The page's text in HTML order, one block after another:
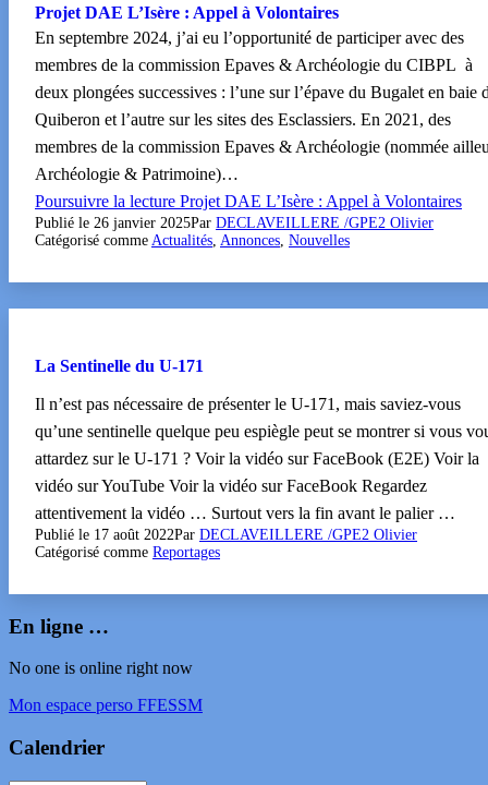
Projet DAE L’Isère : Appel à Volontaires
En septembre 2024, j’ai eu l’opportunité de participer avec des
membres de la commission Epaves & Archéologie du CIBPL à
deux plongées successives : l’une sur l’épave du Bugalet en baie
Quiberon et l’autre sur les sites des Esclassiers. En 2021, des
membres de la commission Epaves & Archéologie (nommée
Archéologie & Patrimoine)…
Poursuivre la lecture Projet DAE L’Isère : Appel à Volontaires
Publié le 26 janvier 2025Par DECLAVEILLERE /GPE2 Olivier
Catégorisé comme Actualités, Annonces, Nouvelles
La Sentinelle du U-171
Il n’est pas nécessaire de présenter le U-171, mais saviez-vous
qu’une sentinelle quelque peu espiègle peut se montrer si vous
attardez sur le U-171 ? Voir la vidéo sur FaceBook (E2E) Voir la
vidéo sur YouTube Voir la vidéo sur FaceBook Regardez
attentivement la vidéo … Surtout vers la fin avant le palier …
Publié le 17 août 2022Par DECLAVEILLERE /GPE2 Olivier
Catégorisé comme Reportages
En ligne …
No one is online right now
Mon espace perso FFESSM
Calendrier